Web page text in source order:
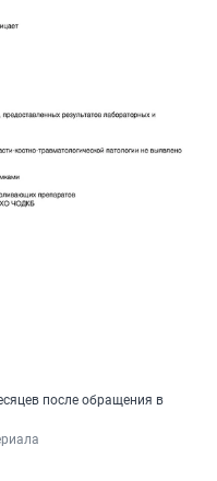
после обращения в